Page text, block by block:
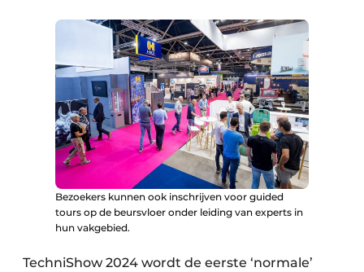
Bezoekers kunnen ook inschrijven voor guided
tours op de beursvloer onder leiding van experts in
hun vakgebied.
TechniShow 2024 wordt de eerste ‘normale’